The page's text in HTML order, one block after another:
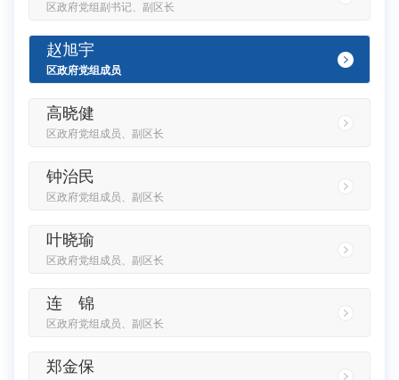
区政府党组副书记、副区长
赵旭宇
区政府党组成员
高晓健
区政府党组成员、副区长
钟治民
区政府党组成员、副区长
叶晓瑜
区政府党组成员、副区长
连 锦
区政府党组成员、副区长
郑金保